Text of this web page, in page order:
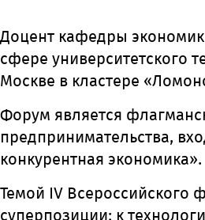
Доцент кафедры
сфере университетского
Москве в кластере
Форум является
предпринимательства,
конкурентная экономика».
Темой IV Всероссийского
суперпозиции: к